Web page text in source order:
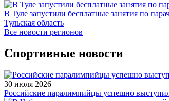
В Туле запустили бесплатные занятия по
Тульская область
Все новости регионов
Спортивные новости
30 июля 2026
Российские паралимпийцы успешно